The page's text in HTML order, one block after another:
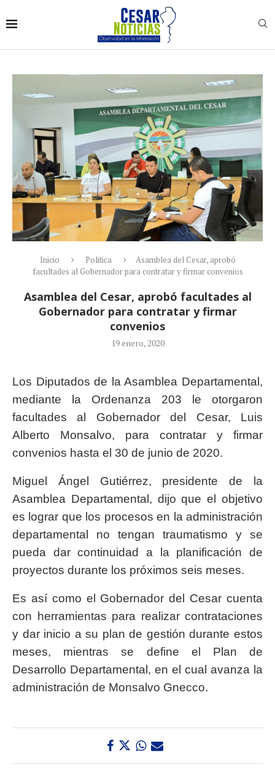
Inicio Politica
Asamblea del Cesar, aprobó
facultades al Gobernador para contratar y firmar convenios
Asamblea del Cesar, aprobó facultades al
Gobernador para contratar y firmar
convenios
19 enero, 2020
Los Diputados de la Asamblea Departamental,
mediante la Ordenanza 203 le otorgaron
facultades al Gobernador del Cesar, Luis
Alberto Monsalvo, para contratar y firmar
convenios hasta el 30 de junio de 2020.
Miguel Ángel Gutiérrez, presidente de la
Asamblea Departamental, dijo que el objetivo
es lograr que los procesos en la administración
departamental no tengan traumatismo y se
pueda dar continuidad a la planificación de
proyectos durante los próximos seis meses.
Es así como el Gobernador del Cesar cuenta
con herramientas para realizar contrataciones
y dar inicio a su plan de gestión durante estos
meses, mientras se define el Plan de
Desarrollo Departamental, en el cual avanza la
administración de Monsalvo Gnecco.